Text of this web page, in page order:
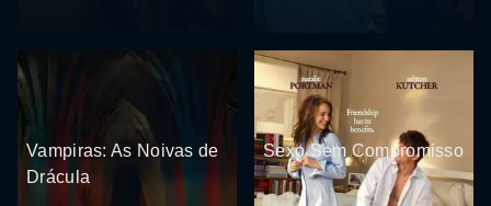
Vampiras: As Noivas de
Drácula
Sexo Sem Compromisso